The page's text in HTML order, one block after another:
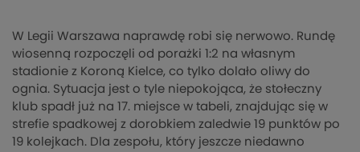
W Legii Warszawa naprawdę robi się nerwowo. Rundę
wiosenną rozpoczęli od porażki 1:2 na własnym
stadionie z Koroną Kielce, co tylko dolało oliwy do
ognia. Sytuacja jest o tyle niepokojąca, że stołeczny
klub spadł już na 17. miejsce w tabeli, znajdując się w
strefie spadkowej z dorobkiem zaledwie 19 punktów po
19 kolejkach. Dla zespołu, który jeszcze niedawno